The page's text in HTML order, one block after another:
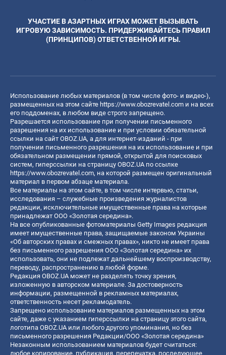
УЧАСТИЕ В АЗАРТНЫХ ИГРАХ МОЖЕТ ВЫЗЫВАТЬ
ИГРОВУЮ ЗАВИСИМОСТЬ. ПРИДЕРЖИВАЙТЕСЬ ПРАВИЛ
(ПРИНЦИПОВ) ОТВЕТСТВЕННОЙ ИГРЫ.
Использование любых материалов (в том числе фото- и видео-),
размещенных на этом сайте https://www.obozrevatel.com и на всех
его поддоменах, в любом виде строго запрещено.
Разрешается использование при получении письменного
разрешения на их использование и при условии обязательной
ссылки на сайт OBOZ.UA, а для интернет-изданий - при
получении письменного разрешения на их использование и при
обязательном размещении прямой, открытой для поисковых
систем, гиперссылки на страницу OBOZ.UA по ссылке
https://www.obozrevatel.com, на которой размещен оригинальный
материал в первом абзаце материала.
Все материалы на этом сайте, в том числе интервью, статьи,
исследования – служебные произведения журналистов
редакции, исключительные имущественные права на которые
принадлежат ООО «Золотая середина».
На все опубликованные фотоматериалы Getty Images редакция
имеет имущественные права, защищаемые законом Украины
«Об авторских правах и смежных правах», никто не имеет права
без письменного разрешения ООО «Золотая середина» их
использовать, они не подлежат дальнейшему воспроизводству,
переводу, распространению в любой форме.
Редакция OBOZ.UA может не разделять точку зрения,
изложенную в авторском материале. За достоверность
информации, размещенной в рекламных материалах,
ответственность несет рекламодатель.
Запрещено использование материалов размещенных на этом
сайте, даже с указанием гиперссылки на страницу этого сайта,
логотипа OBOZ.UA или любого другого упоминания, но без
письменного разрешения Редакции/ООО «Золотая середина»
Незаконным использованием материалов будет считаться:
любое копирование, публикация, перепечатка, последующее